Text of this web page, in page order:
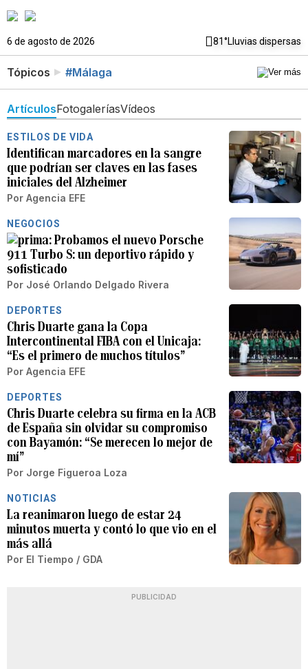
6 de agosto de 2026 81°Lluvias dispersas
Tópicos #Málaga
ArtículosFotogaleríasVídeos
ESTILOS DE VIDA
Identifican marcadores en la sangre
que podrían ser claves en las fases
iniciales del Alzheimer
Por Agencia EFE
NEGOCIOS
Probamos el nuevo Porsche
911 Turbo S: un deportivo rápido y
sofisticado
Por José Orlando Delgado Rivera
DEPORTES
Chris Duarte gana la Copa
Intercontinental FIBA con el Unicaja:
“Es el primero de muchos títulos”
Por Agencia EFE
DEPORTES
Chris Duarte celebra su firma en la ACB
de España sin olvidar su compromiso
con Bayamón: “Se merecen lo mejor de
mí”
Por Jorge Figueroa Loza
NOTICIAS
La reanimaron luego de estar 24
minutos muerta y contó lo que vio en el
más allá
Por El Tiempo / GDA
PUBLICIDAD